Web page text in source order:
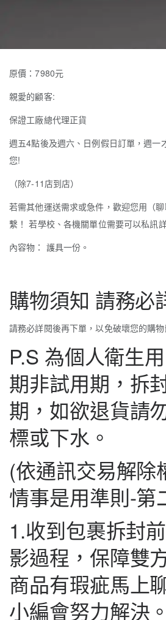
原價：7980元
親愛的顧客:
保證工廠總代理正貨
週五4點後及週六、日例假日訂單，週一
您!
（除7-11店到店）
若需其他運送需求或急件，歡迎您用（
繫！ 若學校、各機關單位需要可以私訊
內容物： 護具一份。
購物須知 請務必
請務必詳閱後再下單，以免破壞您的購
P.S 為個人衛生
期非試用期，拆
期，如欲退貨請
標或下水。
(依通訊交易解除
情事是用準則-第
1.收到包裹拆封
影過程，保障雙
商品有瑕疵馬上
小編會努力解決。